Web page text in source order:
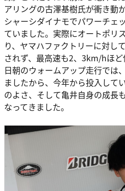
アリングの古澤基樹氏が衝き動
シャーシダイナモでパワーチェ
ていました。実際にオートポリ
り、ヤマハファクトリーに対し
されず、最高速も2、3km/hほ
日朝のウォームアップ走行では
ましたから、今年から投入して
のよさ、そして亀井自身の成長
なってきました。